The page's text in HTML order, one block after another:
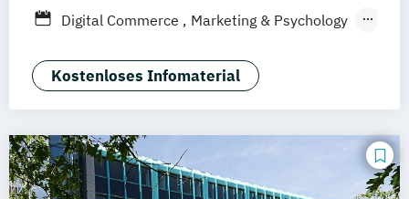
Nürnberg
Digital Commerce
Marketing & Psychology
Wirtschaftspsychologie
Kostenloses Infomaterial